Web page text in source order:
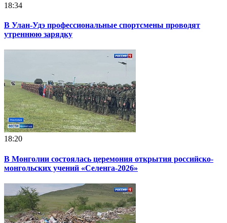
18:34
В Улан-Удэ профессиональные спортсмены проводят
утреннюю зарядку
18:20
В Монголии состоялась церемония открытия российско-
монгольских учений «Селенга-2026»